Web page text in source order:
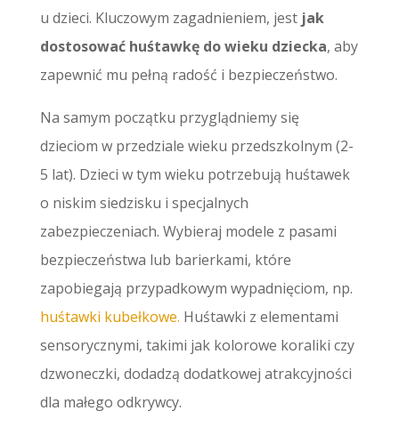
u dzieci. Kluczowym zagadnieniem, jestjak
dostosować huśtawkę do wieku dziecka, aby
zapewnić mu pełną radość i bezpieczeństwo.
Na samym początku przyglądniemy się
dzieciom w przedziale wieku przedszkolnym (2-
5 lat). Dzieci w tym wieku potrzebują huśtawek
o niskim siedzisku i specjalnych
zabezpieczeniach. Wybieraj modele z pasami
bezpieczeństwa lub barierkami, które
zapobiegają przypadkowym wypadnięciom, np.
huśtawki kubełkowe. Huśtawki z elementami
sensorycznymi, takimi jak kolorowe koraliki czy
dzwoneczki, dodadzą dodatkowej atrakcyjności
dla małego odkrywcy.